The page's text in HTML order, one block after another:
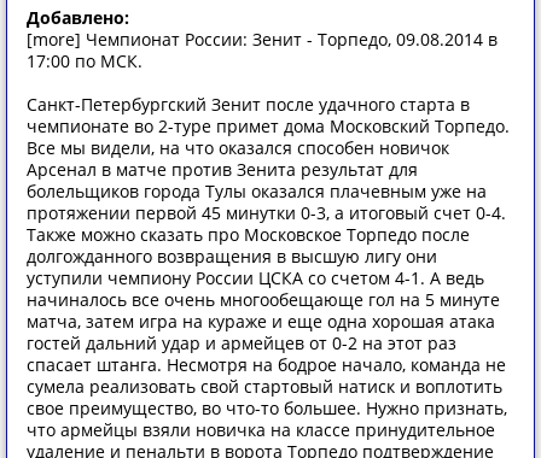
Добавлено:
[more] Чемпионат России: Зенит - Торпедо, 09.08.2014 в
17:00 по МСК.
Санкт-Петербургский Зенит после удачного старта в
чемпионате во 2-туре примет дома Московский Торпедо.
Все мы видели, на что оказался способен новичок
Арсенал в матче против Зенита результат для
болельщиков города Тулы оказался плачевным уже на
протяжении первой 45 минутки 0-3, а итоговый счет 0-4.
Также можно сказать про Московское Торпедо после
долгожданного возвращения в высшую лигу они
уступили чемпиону России ЦСКА со счетом 4-1. А ведь
начиналось все очень многообещающе гол на 5 минуте
матча, затем игра на кураже и еще одна хорошая атака
гостей дальний удар и армейцев от 0-2 на этот раз
спасает штанга. Несмотря на бодрое начало, команда не
сумела реализовать свой стартовый натиск и воплотить
свое преимущество, во что-то большее. Нужно признать,
что армейцы взяли новичка на классе принудительное
удаление и пенальти в ворота Торпедо подтверждение